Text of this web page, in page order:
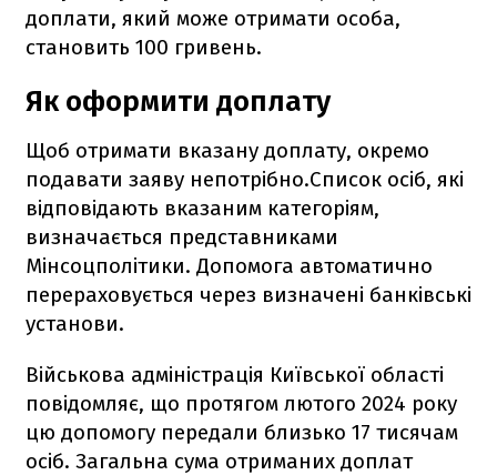
доплати, який може отримати особа,
становить 100 гривень.
Як оформити доплату
Щоб отримати вказану доплату, окремо
подавати заяву непотрібно.Список осіб, які
відповідають вказаним категоріям,
визначається представниками
Мінсоцполітики. Допомога автоматично
перераховується через визначені банківські
установи.
Військова адміністрація Київської області
повідомляє, що протягом лютого 2024 року
цю допомогу передали близько 17 тисячам
осіб. Загальна сума отриманих доплат